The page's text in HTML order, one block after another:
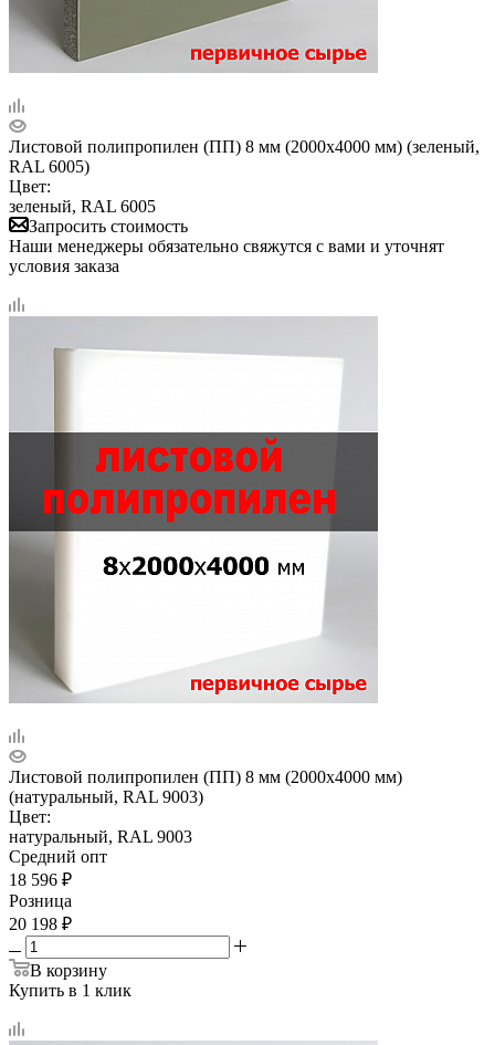
Листовой полипропилен (ПП) 8 мм (2000х4000 мм) (зеленый,
RAL 6005)
Цвет:
зеленый, RAL 6005
Запросить стоимость
Наши менеджеры обязательно свяжутся с вами и уточнят
условия заказа
Листовой полипропилен (ПП) 8 мм (2000х4000 мм)
(натуральный, RAL 9003)
Цвет:
натуральный, RAL 9003
Средний опт
18 596 ₽
Розница
20 198 ₽
В корзину
Купить в 1 клик